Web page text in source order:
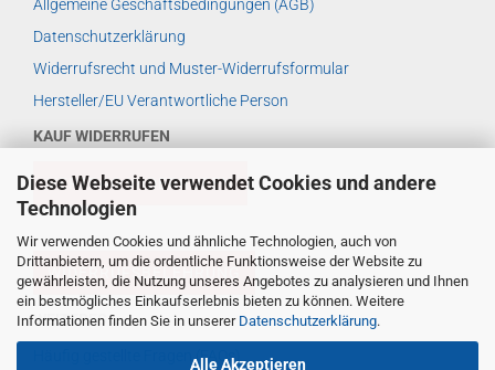
Diese Webseite verwendet Cookies und andere
Technologien
Wir verwenden Cookies und ähnliche Technologien, auch von
Drittanbietern, um die ordentliche Funktionsweise der Website zu
gewährleisten, die Nutzung unseres Angebotes zu analysieren und Ihnen
ein bestmögliches Einkaufserlebnis bieten zu können. Weitere
Informationen finden Sie in unserer Datenschutzerklärung.
Alle Akzeptieren
Allgemeine Geschäftsbedingungen (AGB)
Datenschutzerklärung
Widerrufsrecht und Muster-Widerrufsformular
Hersteller/EU Verantwortliche Person
KAUF WIDERRUFEN
VERTRAG WIDERRUFEN
WIDERRUFSBELEHRUNG
WEITERES ...
Häufig gestellte Fragen (FAQs)